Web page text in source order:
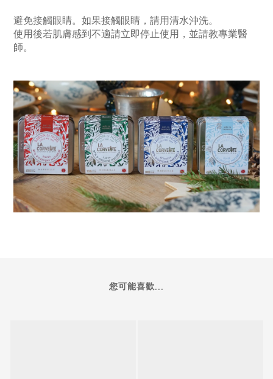
避免接觸眼睛。如果接觸眼睛，請用清水沖洗。
使用後若肌膚感到不適請立即停止使用，並請教專業醫
師。
您可能喜歡...